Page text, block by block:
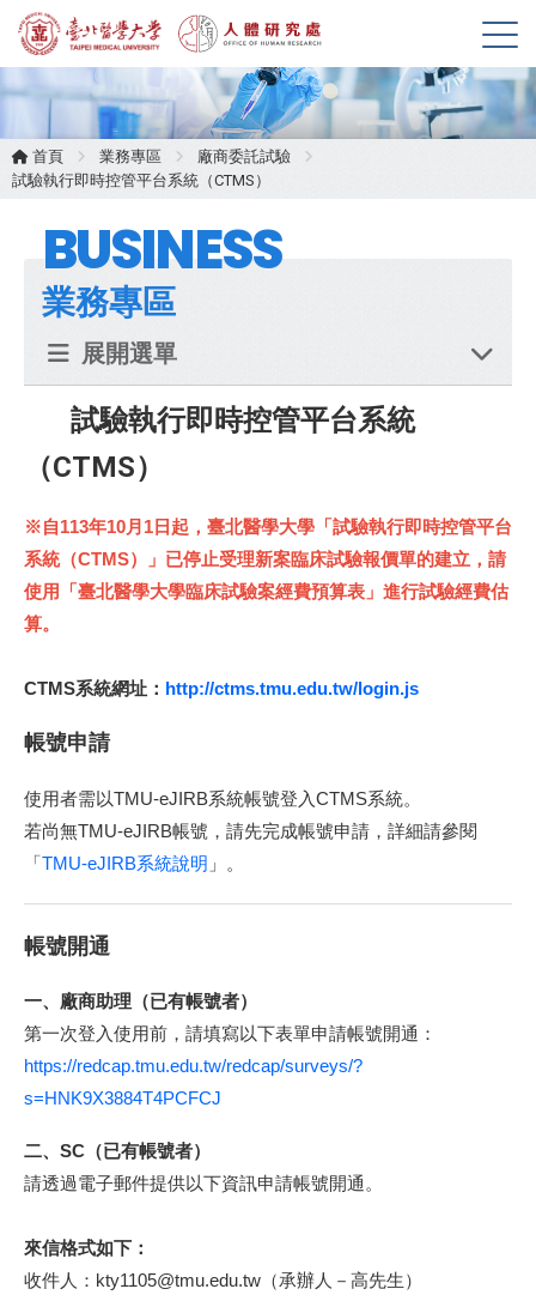
展
開
選
單
首頁 業務專區
廠商委託試驗
試驗執行即時控管平台系統（CTMS）
BUSINESS
業務專區
展開選單
試驗執行即時控管平台系統
（CTMS）
※自113年10月1日起，臺北醫學大學「試驗執行即時控管平台
系統（CTMS）」已停止受理新案臨床試驗報價單的建立，請
使用「臺北醫學大學臨床試驗案經費預算表」進行試驗經費估
算。
CTMS系統網址： http://ctms.tmu.edu.tw/login.js
帳號申請
使用者需以TMU-eJIRB系統帳號登入CTMS系統。
若尚無TMU-eJIRB帳號，請先完成帳號申請，詳細請參閱
「TMU-eJIRB系統說明 」。
帳號開通
一、廠商助理（已有帳號者）
第一次登入使用前，請填寫以下表單申請帳號開通：
https://redcap.tmu.edu.tw/redcap/surveys/?
s=HNK9X3884T4PCFCJ
二、SC（已有帳號者）
請透過電子郵件提供以下資訊申請帳號開通。
來信格式如下：
收件人：kty1105@tmu.edu.tw（承辦人－ 高先生）